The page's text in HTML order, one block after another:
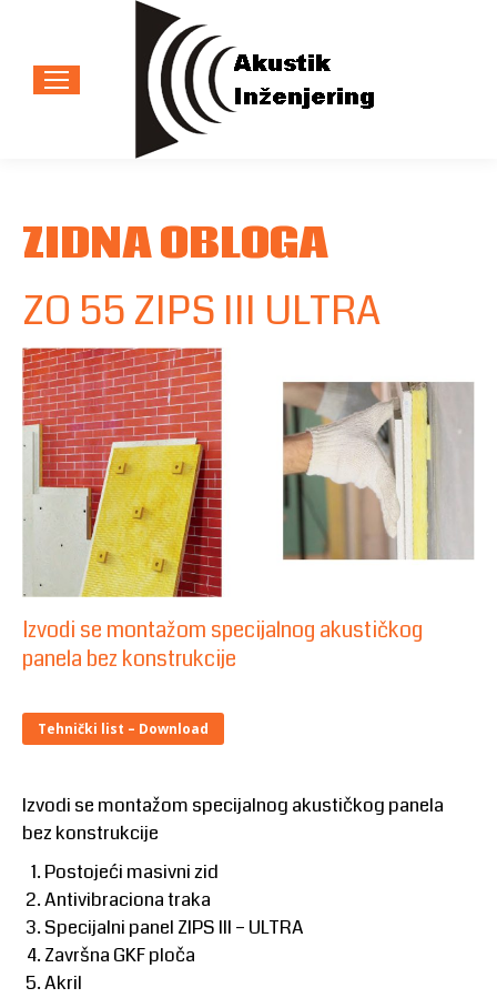
ZIDNA OBLOGA
ZO 55 ZIPS III ULTRA
Izvodi se montažom specijalnog akustičkog
panela bez konstrukcije
Tehnički list – Download
Izvodi se montažom specijalnog akustičkog panela
bez konstrukcije
Postojeći masivni zid
Antivibraciona traka
Specijalni panel ZIPS III – ULTRA
Završna GKF ploča
Akril